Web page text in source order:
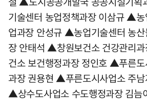
기술센터 농업정책과장 이삼규 ▲
업과장 안성규 ▲농업기술센터 농
장 안태석 ▲창원보건소 건강관리
건소 보건행정과장 정인호 ▲푸른도
과장 권용현 ▲푸른도시사업소 주남
▲상수도사업소 수도행정과장 김